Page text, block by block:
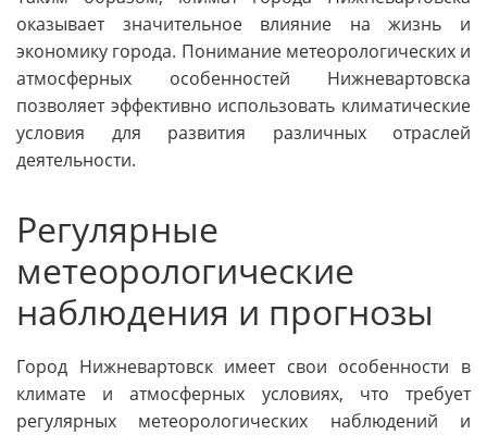
оказывает значительное влияние на жизнь и
экономику города. Понимание метеорологических и
атмосферных особенностей Нижневартовска
позволяет эффективно использовать климатические
условия для развития различных отраслей
деятельности.
Регулярные
метеорологические
наблюдения и прогнозы
Город Нижневартовск имеет свои особенности в
климате и атмосферных условиях, что требует
регулярных метеорологических наблюдений и